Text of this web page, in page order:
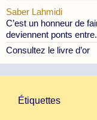
Saber Lahmidi
C’est un honneur de
deviennent ponts
Consultez le livre d’or
Étiquettes